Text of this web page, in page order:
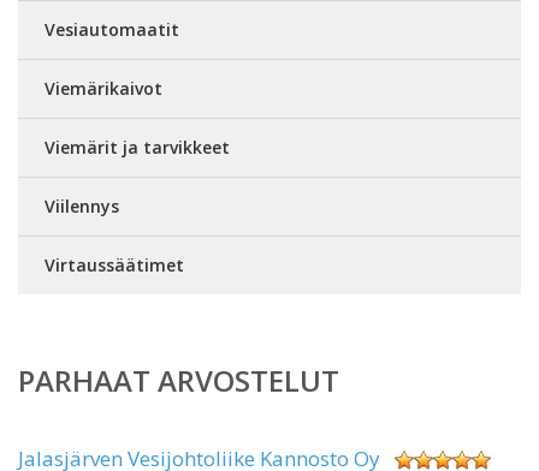
Vesiautomaatit
Viemärikaivot
Viemärit ja tarvikkeet
Viilennys
Virtaussäätimet
PARHAAT ARVOSTELUT
Jalasjärven Vesijohtoliike Kannosto Oy